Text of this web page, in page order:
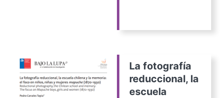
La fotografía
reduccional, la
escuela